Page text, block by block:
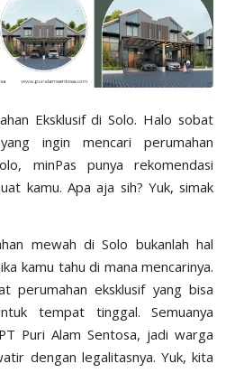
Eksklusif di Solo. Halo sobat
ingin mencari perumahan
minPas punya rekomendasi
kamu. Apa aja sih? Yuk, simak
mewah di Solo bukanlah hal
kamu tahu di mana mencarinya.
perumahan eksklusif yang bisa
tempat tinggal. Semuanya
Puri Alam Sentosa, jadi warga
dengan legalitasnya. Yuk, kita